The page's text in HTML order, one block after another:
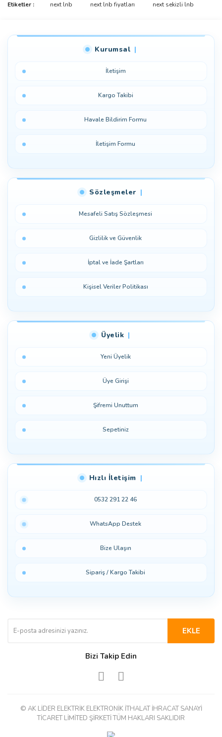
Yorum Yaz
Etiketler : next lnb next lnb fiyatları next sekizli lnb
Kurumsal
İletişim
Kargo Takibi
Havale Bildirim Formu
İletişim Formu
Sözleşmeler
Mesafeli Satış Sözleşmesi
Gizlilik ve Güvenlik
İptal ve İade Şartları
Kişisel Veriler Politikası
Üyelik
Yeni Üyelik
Üye Girişi
Şifremi Unuttum
Sepetiniz
Hızlı İletişim
0532 291 22 46
WhatsApp Destek
Bize Ulaşın
Sipariş / Kargo Takibi
EKLE
Bizi Takip Edin
© AK LİDER ELEKTRİK ELEKTRONİK İTHALAT İHRACAT SANAYİ
TİCARET LİMİTED ŞİRKETİ TÜM HAKLARI SAKLIDIR